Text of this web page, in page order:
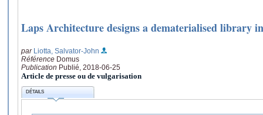
Laps Architecture designs a dematerialised library
par Liotta, Salvator-John
Référence Domus
Publication Publié, 2018-06-25
Article de presse ou de vulgarisation
DÉTAILS